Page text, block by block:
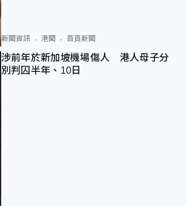
新聞資訊 港聞 首頁新聞
涉前年於新加坡機場傷人 港人母子分
別判囚半年、10日